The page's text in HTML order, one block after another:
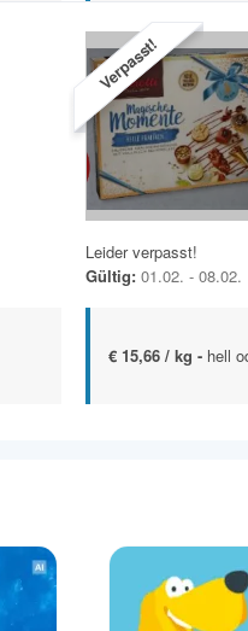
Verpasst!
Leider verpasst!
Gültig: 01.02. - 08.02.
€ 15,66 / kg - hell